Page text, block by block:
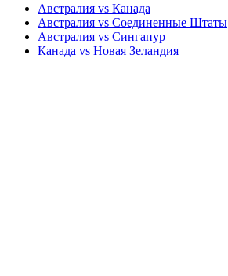
Австралия vs Канада
Австралия vs Соединенные Штаты
Австралия vs Сингапур
Канада vs Новая Зеландия